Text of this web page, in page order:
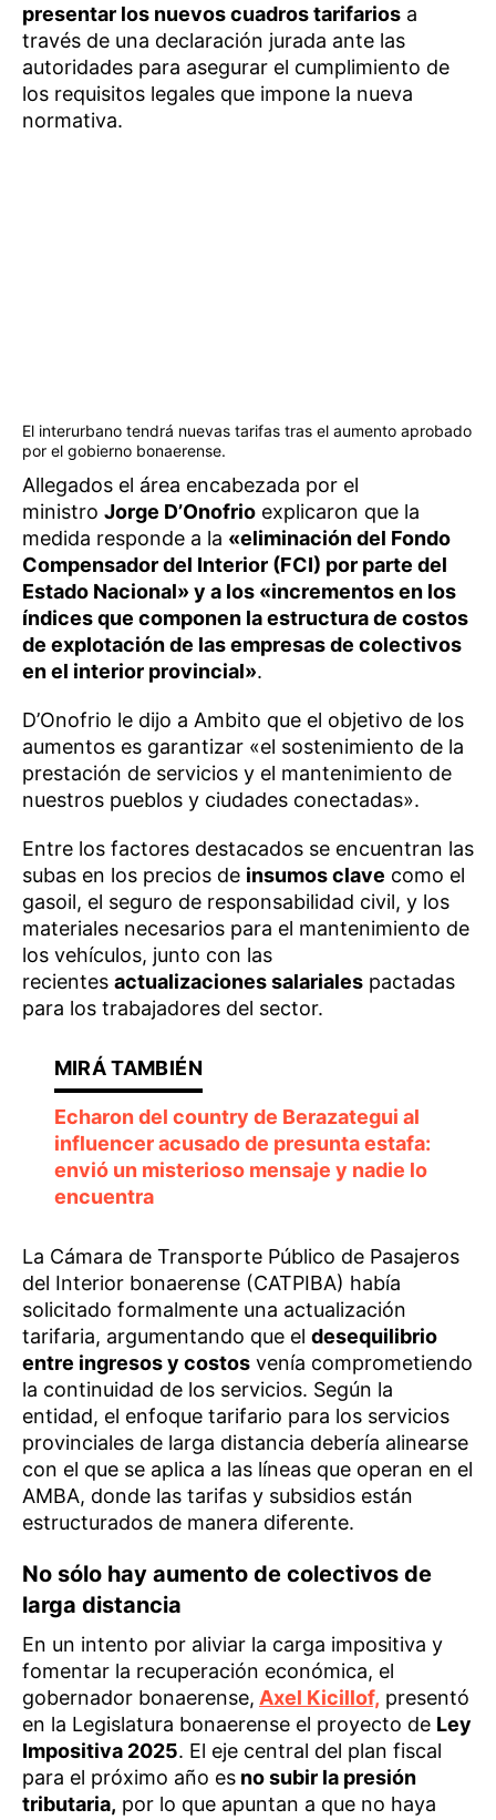
presentar los nuevos cuadros tarifarios a
través de una declaración jurada ante las
autoridades para asegurar el cumplimiento de
los requisitos legales que impone la nueva
normativa.
El interurbano tendrá nuevas tarifas tras el aumento aprobado
por el gobierno bonaerense.
Allegados el área encabezada por el
ministro Jorge D’Onofrio explicaron que la
medida responde a la «eliminación del Fondo
Compensador del Interior (FCI) por parte del
Estado Nacional» y a los «incrementos en los
índices que componen la estructura de costos
de explotación de las empresas de colectivos
en el interior provincial».
D’Onofrio le dijo a Ambito que el objetivo de los
aumentos es garantizar «el sostenimiento de la
prestación de servicios y el mantenimiento de
nuestros pueblos y ciudades conectadas».
Entre los factores destacados se encuentran las
subas en los precios de insumos clave como el
gasoil, el seguro de responsabilidad civil, y los
materiales necesarios para el mantenimiento de
los vehículos, junto con las
recientes actualizaciones salariales pactadas
para los trabajadores del sector.
Echaron del country de Berazategui al
influencer acusado de presunta estafa:
envió un misterioso mensaje y nadie lo
encuentra
La Cámara de Transporte Público de Pasajeros
del Interior bonaerense (CATPIBA) había
solicitado formalmente una actualización
tarifaria, argumentando que el desequilibrio
entre ingresos y costos venía comprometiendo
la continuidad de los servicios. Según la
entidad, el enfoque tarifario para los servicios
provinciales de larga distancia debería alinearse
con el que se aplica a las líneas que operan en el
AMBA, donde las tarifas y subsidios están
estructurados de manera diferente.
No sólo hay aumento de colectivos de
larga distancia
En un intento por aliviar la carga impositiva y
fomentar la recuperación económica, el
gobernador bonaerense, Axel Kicillof, presentó
en la Legislatura bonaerense el proyecto de Ley
Impositiva 2025. El eje central del plan fiscal
para el próximo año es no subir la presión
tributaria, por lo que apuntan a que no haya